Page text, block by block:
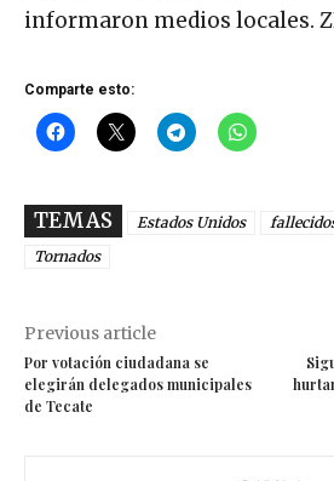
informaron medios locales.
Comparte esto:
TEMAS Estados Unidos
Tornados
Previous article
Por votación ciudadana se
elegirán delegados municipales
de Tecate